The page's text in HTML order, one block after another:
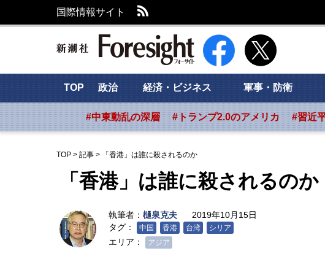
国際情報サイト
新潮社 Foresight フォーサイト
TOP 政治 経済・ビジネス 軍事・防衛
#中東動乱の深層 #トランプ2.0のアメリカ #習近
TOP > 記事 > 「香港」は誰に殺されるのか
「香港」は誰に殺されるのか
執筆者： 樋泉克夫
2019年10月15日
タグ：
中国 香港 台湾 シリア
エリア： アジア